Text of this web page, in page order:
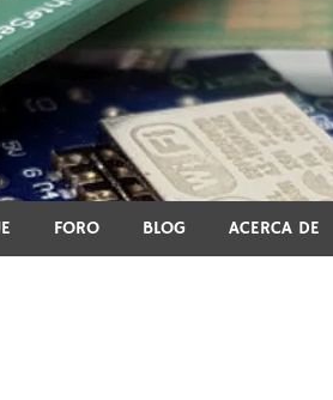
3D, el hogar inteligente y
FORO BLOG ACERCA DE